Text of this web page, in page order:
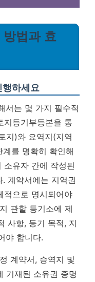
법과 효
하세요
서는 몇 가지 필수적
지등기부등본을 통
지)와 요역지(지역
를 명확히 확인해
소유자 간에 작성된
계약서에는 지역권
적으로 명시되어야
관할 등기소에 제
사항, 등기 목적, 지
야 합니다.
계약서, 승역지 및
기재된 소유권 증명